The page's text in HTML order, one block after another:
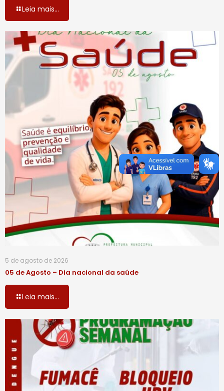
Leia mais...
5 de agosto de 2026
05 de Agosto – Dia nacional da saúde
Leia mais...